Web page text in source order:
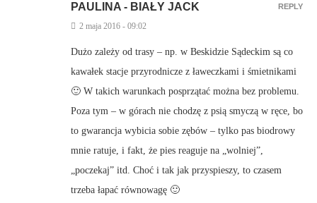
PAULINA - BIAŁY JACK
2 maja 2016 - 09:02
Dużo zależy od trasy – np. w Beskidzie Sądeckim są co
kawałek stacje przyrodnicze z ławeczkami i śmietnikami
🙂 W takich warunkach posprzątać można bez problemu.
Poza tym – w górach nie chodzę z psią smyczą w ręce, bo
to gwarancja wybicia sobie zębów – tylko pas biodrowy
mnie ratuje, i fakt, że pies reaguje na „wolniej”,
„poczekaj” itd. Choć i tak jak przyspieszy, to czasem
trzeba łapać równowagę 🙂
REPLY